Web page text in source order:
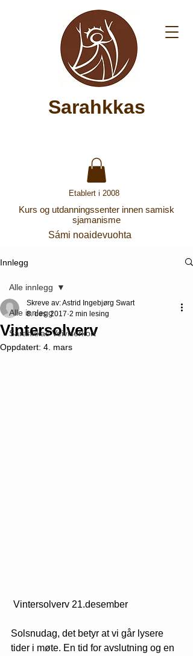
Sarahkkas
Kurs og utdanningssenter innen samisk
sjamanisme
Etablert i 2008
Sámi noaidevuohta
Innlegg
Alle innlegg
Sarahkkas Veiviserkort
Alle innlegg
Vintersolverv
Skreve av: Astrid Ingebjørg Swart
8. des. 2017 2 min lesing
Oppdatert: 4. mars
Vintersolverv 21.desember
Solsnudag, det betyr at vi går lysere
tider i møte. En tid for avslutning og en